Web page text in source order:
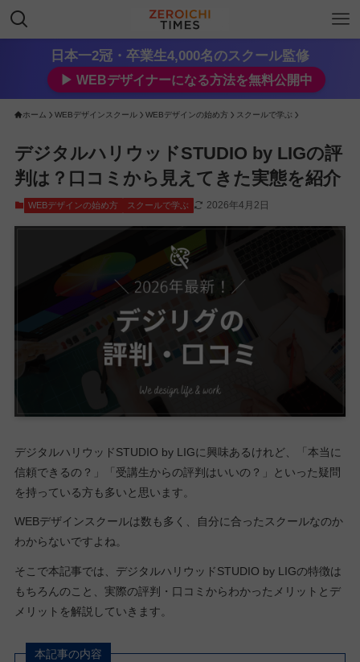
日本一2冠・卒業生4,000名のスクール監修
▶︎ WEBデザイナーになる方法を無料公開中
ホーム WEBデザインスクール WEBデザインの始め方 スクールで学ぶ
デジタルハリウッドSTUDIO by LIGの評
判は？口コミから見えてきた実態を紹介
WEBデザインの始め方 スクールで学ぶ 2026年4月2日
デジタルハリウッドSTUDIO by LIGに興味あるけれど、「本当に
信頼できるの？」「受講生からの評判はいいの？」といった疑問
を持っている方も多いと思います。
WEBデザインスクールは数も多く、自分に合ったスクールなのか
わからないですよね。
そこで本記事では、デジタルハリウッドSTUDIO by LIGの特徴は
もちろんのこと、実際の評判・口コミからわかったメリットとデ
メリットを解説していきます。
本記事の内容